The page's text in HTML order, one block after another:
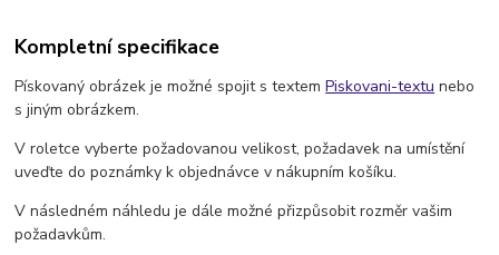
Kompletní specifikace
Pískovaný obrázek je možné spojit s textemPiskovani-textu nebo
s jiným obrázkem.
V roletce vyberte požadovanou velikost, požadavek na umístění
uveďte do poznámky k objednávce v nákupním košíku.
V následném náhledu je dále možné přizpůsobit rozměr vašim
požadavkům.